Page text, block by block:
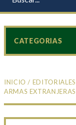
INICIO / EDITORIALES
ARMAS
CATEGORIAS